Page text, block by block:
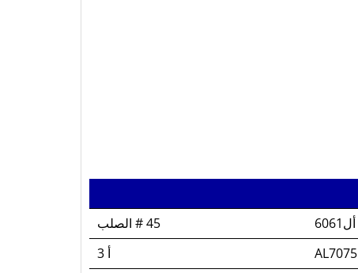
أل6061
45 # الصلب
AL7075
أ 3